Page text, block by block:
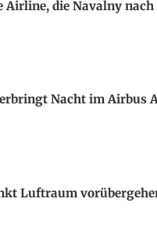
Airline, die Navalny
Nacht im Airbus
Luftraum